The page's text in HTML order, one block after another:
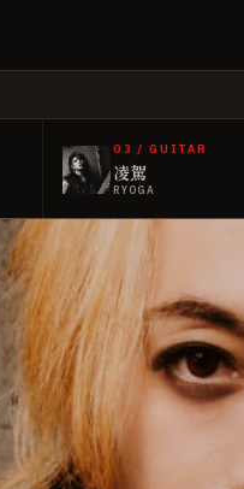
03 / GUITAR
凌駕
RYOGA